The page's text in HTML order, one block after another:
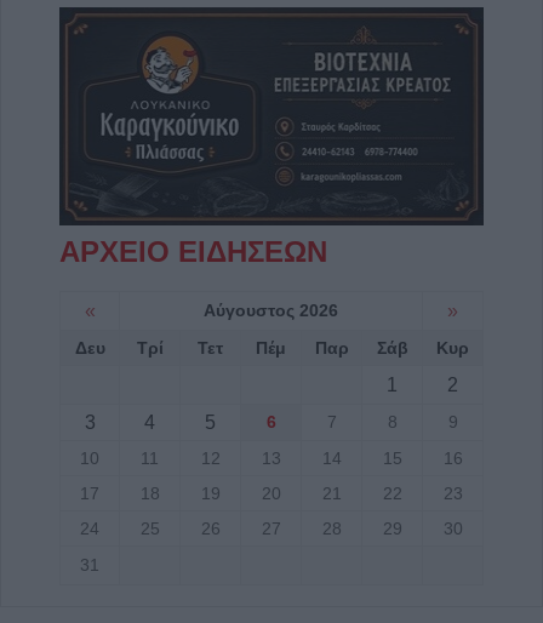
ΑΡΧΕΙΟ ΕΙΔΗΣΕΩΝ
« Αύγουστος 2026 »
Δευ Τρί Τετ Πέμ Παρ Σάβ Κυρ
1
2
3
4 5 6 7 8
9
10
11 12 13 14 15
16
17
18 19 20 21 22
23
24
25 26 27 28 29
30
31